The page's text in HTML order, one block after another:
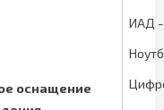
оснащение
ИАД